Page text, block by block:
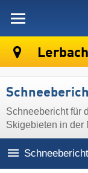
Lerbach
Schneebericht für
Skigebieten in der